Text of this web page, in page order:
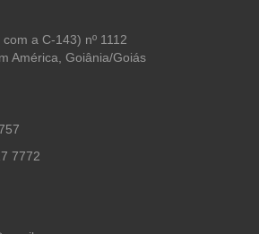
a C-143) nº 1112
América, Goiânia/Goiás
7772